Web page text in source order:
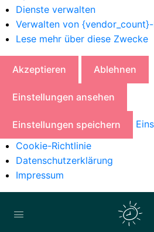
Dienste verwalten
Verwalten von
Lese mehr über diese Zwecke
Akzeptieren Ablehnen
Einstellungen ansehen
Einstellungen speichern
Cookie-Richtlinie
Datenschutzerklärung
Impressum